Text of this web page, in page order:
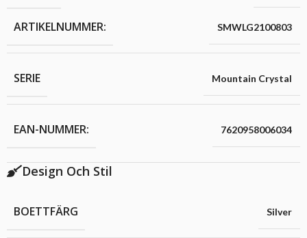
ARTIKELNUMMER: SMWLG2100803
SERIE Mountain Crystal
EAN-NUMMER: 7620958006034
Design Och Stil
BOETTFÄRG Silver